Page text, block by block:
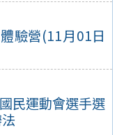
驗營(11月01日
民運動會選手選